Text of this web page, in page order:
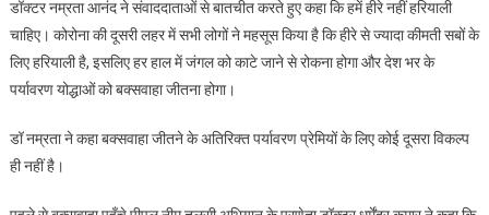
डॉक्टर नम्रता आनंद ने संवाददाताओं से बातचीत करते हुए कहा कि हमें हीरे नहीं हरियाली
चाहिए। कोरोना की दूसरी लहर में सभी लोगों ने महसूस किया है कि हीरे से ज्यादा कीमती सबों के
लिए हरियाली है, इसलिए हर हाल में जंगल को काटे जाने से रोकना होगा और देश भर के
पर्यावरण योद्धाओं को बक्सवाहा जीतना होगा।
डॉ नम्रता ने कहा बक्सवाहा जीतने के अतिरिक्त पर्यावरण प्रेमियों के लिए कोई दूसरा विकल्प
ही नहीं है।